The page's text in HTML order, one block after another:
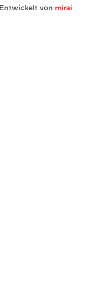
Entwickelt von mirai